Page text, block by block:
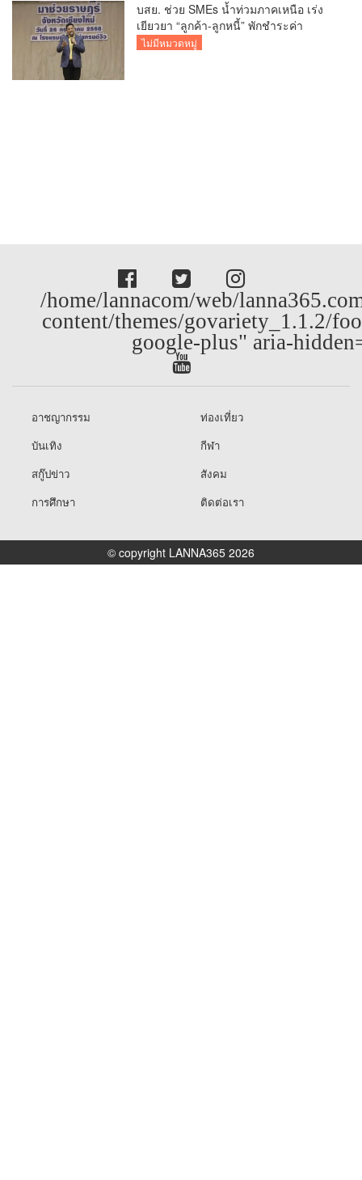
บสย. ช่วย SMEs น้ำท่วมภาคเหนือ เร่ง
เยียวยา “ลูกค้า-ลูกหนี้” พักชำระค่า
ธรรมเนียม-ค่างวด
ไม่มีหมวดหมู่
/home/lannacom/web/
content/themes/govariety_1.1.2/
google-plus" aria-
อาชญากรรม
ท่องเที่ยว
บันเทิง
กีฬา
สกู๊ปข่าว
สังคม
การศึกษา
ติดต่อเรา
© copyright LANNA365 2026